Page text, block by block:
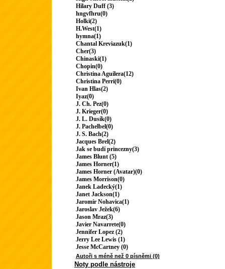
Hilary Duff (3)
hngvfhru(0)
Holki(2)
H.West(1)
hymna(1)
Chantal Kreviazuk(1)
Cher(3)
Chinaski(1)
Chopin(0)
Christina Aguilera(12)
Christina Perri(0)
Ivan Hlas(2)
Iyaz(0)
J. Ch. Pez(0)
J. Krieger(0)
J. L. Dusík(0)
J. Pachelbel(0)
J. S. Bach(2)
Jacques Brel(2)
Jak se budí princezny(3)
James Blunt (5)
James Horner(1)
James Horner (Avatar)(0)
James Morrison(0)
Janek Ladecký(1)
Janet Jackson(1)
Jaromír Nohavica(1)
Jaroslav Ježek(6)
Jason Mraz(3)
Javier Navarrete(0)
Jennifer Lopez (2)
Jerry Lee Lewis (1)
Jesse McCartney (0)
Autoři s méně než 0 písněmi (0)
Noty podle nástroje